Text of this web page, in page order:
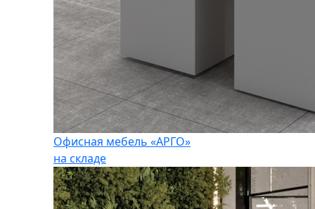
Офисная мебель «АРГО»
на складе